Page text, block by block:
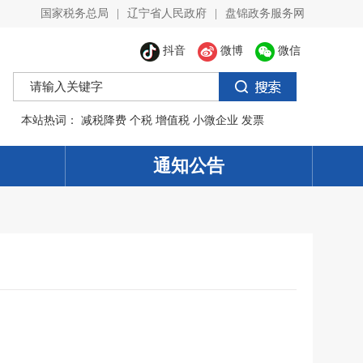
国家税务总局 辽宁省人民政府 盘锦政务服务网
抖音 微博 微信
本站热词： 减税降费 个税 增值税 小微企业 发票
通知公告